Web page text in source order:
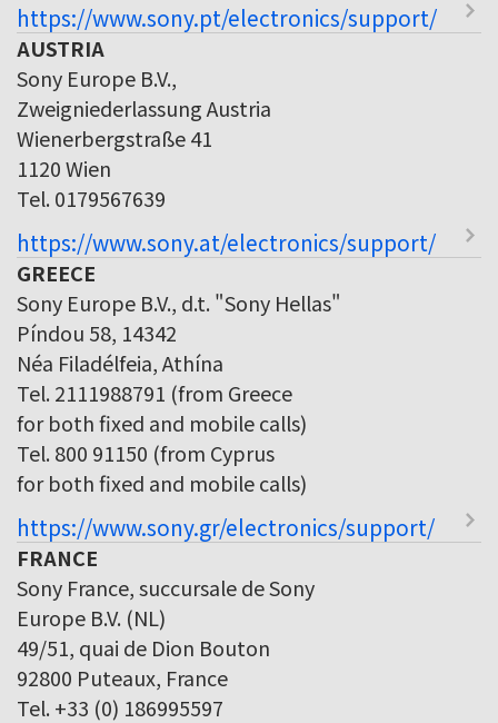
https://www.sony.pt/electronics/support/
AUSTRIA
Sony Europe B.V.,
Zweigniederlassung Austria
Wienerbergstraße 41
1120 Wien
Tel. 0179567639
https://www.sony.at/electronics/support/
GREECE
Sony Europe B.V., d.t. "Sony Hellas"
Píndou 58, 14342
Néa Filadélfeia, Athína
Tel. 2111988791 (from Greece
for both fixed and mobile calls)
Tel. 800 91150 (from Cyprus
for both fixed and mobile calls)
https://www.sony.gr/electronics/support/
FRANCE
Sony France, succursale de Sony
Europe B.V. (NL)
49/51, quai de Dion Bouton
92800 Puteaux, France
Tel. +33 (0) 186995597